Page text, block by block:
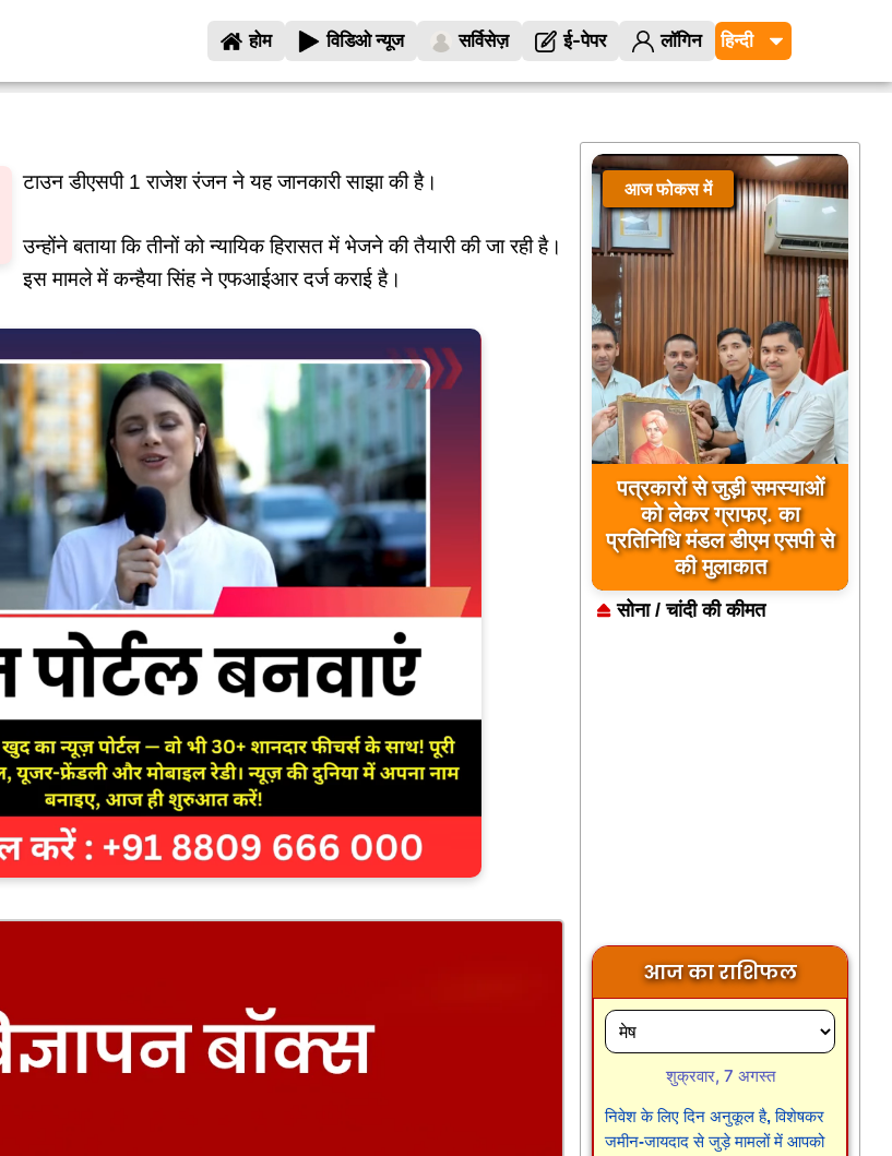
होम विडिओ न्यूज सर्विसेज़ ई-पेपर लॉगिन
टाउन डीएसपी 1 राजेश रंजन ने यह जानकारी साझा की है।
उन्‍होंने बताया कि तीनों को न्‍यायिक हिरासत में भेजने की तैयारी की जा रही है।
इस मामले में कन्‍हैया सिंह ने एफआईआर दर्ज कराई है।
आज फोकस में
पत्रकारों से जुड़ी समस्याओं
को लेकर ग्राफए. का
प्रतिनिधि मंडल डीएम एसपी से
की मुलाकात
सोना / चांदी की कीमत
आज का राशिफल
शुक्रवार, 7 अगस्त
निवेश के लिए दिन अनुकूल है, विशेषकर
जमीन-जायदाद से जुड़े मामलों में आपको